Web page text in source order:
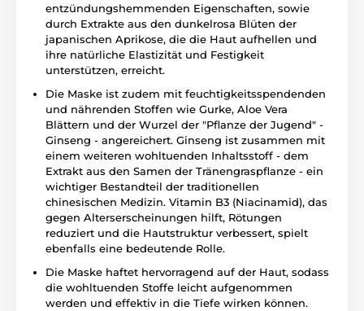
entzündungshemmenden Eigenschaften, sowie
durch Extrakte aus den dunkelrosa Blüten der
japanischen Aprikose, die die Haut aufhellen und
ihre natürliche Elastizität und Festigkeit
unterstützen, erreicht.
Die Maske ist zudem mit feuchtigkeitsspendenden
und nährenden Stoffen wie Gurke, Aloe Vera
Blättern und der Wurzel der "Pflanze der Jugend" -
Ginseng - angereichert. Ginseng ist zusammen mit
einem weiteren wohltuenden Inhaltsstoff - dem
Extrakt aus den Samen der Tränengraspflanze - ein
wichtiger Bestandteil der traditionellen
chinesischen Medizin. Vitamin B3 (Niacinamid), das
gegen Alterserscheinungen hilft, Rötungen
reduziert und die Hautstruktur verbessert, spielt
ebenfalls eine bedeutende Rolle.
Die Maske haftet hervorragend auf der Haut, sodass
die wohltuenden Stoffe leicht aufgenommen
werden und effektiv in die Tiefe wirken können.